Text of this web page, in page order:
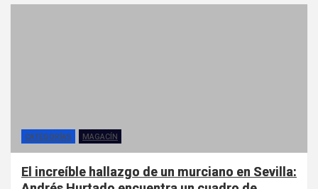
CATEGORÍAS MAGACÍN
El increíble hallazgo de un murciano en Sevilla: